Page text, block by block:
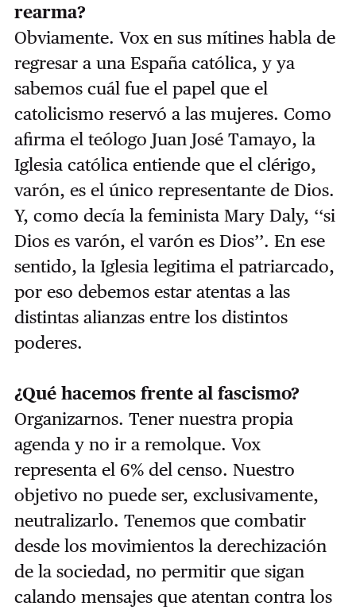
rearma?
Obviamente. Vox en sus mítines habla de
regresar a una España católica, y ya
sabemos cuál fue el papel que el
catolicismo reservó a las mujeres. Como
afirma el teólogo Juan José Tamayo, la
Iglesia católica entiende que el clérigo,
varón, es el único representante de Dios.
Y, como decía la feminista Mary Daly, ‘‘si
Dios es varón, el varón es Dios’’. En ese
sentido, la Iglesia legitima el patriarcado,
por eso debemos estar atentas a las
distintas alianzas entre los distintos
poderes.
¿Qué hacemos frente al fascismo?
Organizarnos. Tener nuestra propia
agenda y no ir a remolque. Vox
representa el 6% del censo. Nuestro
objetivo no puede ser, exclusivamente,
neutralizarlo. Tenemos que combatir
desde los movimientos la derechización
de la sociedad, no permitir que sigan
calando mensajes que atentan contra los